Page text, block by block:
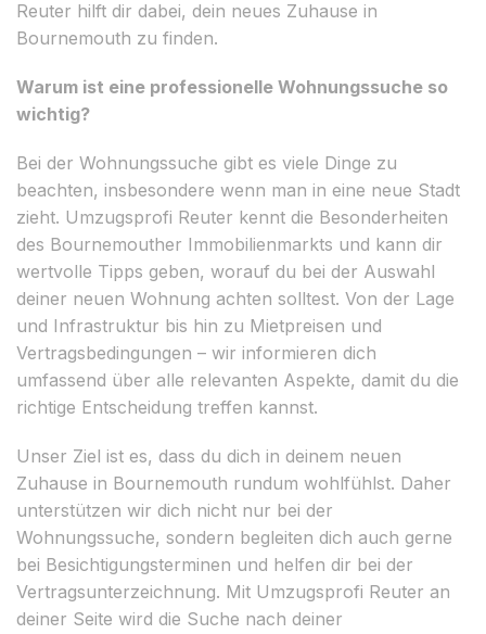
Reuter hilft dir dabei, dein neues Zuhause in
Bournemouth zu finden.
Warum ist eine professionelle Wohnungssuche so
wichtig?
Bei der Wohnungssuche gibt es viele Dinge zu
beachten, insbesondere wenn man in eine neue Stadt
zieht. Umzugsprofi Reuter kennt die Besonderheiten
des Bournemouther Immobilienmarkts und kann dir
wertvolle Tipps geben, worauf du bei der Auswahl
deiner neuen Wohnung achten solltest. Von der Lage
und Infrastruktur bis hin zu Mietpreisen und
Vertragsbedingungen – wir informieren dich
umfassend über alle relevanten Aspekte, damit du die
richtige Entscheidung treffen kannst.
Unser Ziel ist es, dass du dich in deinem neuen
Zuhause in Bournemouth rundum wohlfühlst. Daher
unterstützen wir dich nicht nur bei der
Wohnungssuche, sondern begleiten dich auch gerne
bei Besichtigungsterminen und helfen dir bei der
Vertragsunterzeichnung. Mit Umzugsprofi Reuter an
deiner Seite wird die Suche nach deiner